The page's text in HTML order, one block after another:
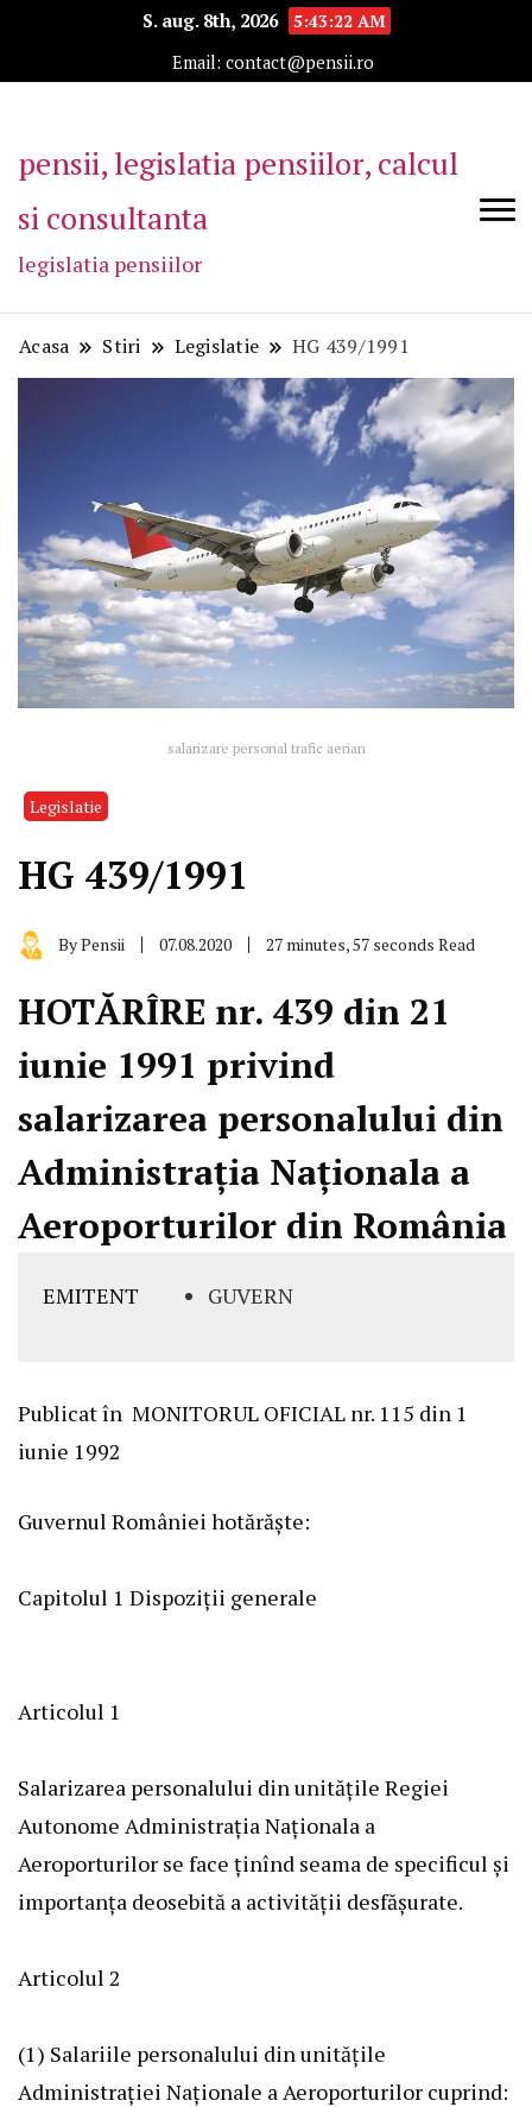
S. aug. 8th, 2026
5:43:23 AM
Email: contact@pensii.ro
pensii, legislatia pensiilor, calcul
si consultanta
legislatia pensiilor
Acasa Stiri Legislatie HG 439/1991
salarizare personal trafic aerian
Legislatie
HG 439/1991
ByPensii 07.08.2020 27 minutes, 57 seconds Read
HOTĂRÎRE nr. 439 din 21
iunie 1991 privind
salarizarea personalului din
Administraţia Naţionala a
Aeroporturilor din România
EMITENT GUVERN
Publicat în MONITORUL OFICIAL nr. 115 din 1
iunie 1992
Guvernul României hotărăşte:
Capitolul 1 Dispoziţii generale
Articolul 1
Salarizarea personalului din unităţile Regiei
Autonome Administraţia Naţionala a
Aeroporturilor se face ţinînd seama de specificul şi
importanţa deosebită a activităţii desfăşurate.
Articolul 2
(1) Salariile personalului din unităţile
Administraţiei Naţionale a Aeroporturilor cuprind: